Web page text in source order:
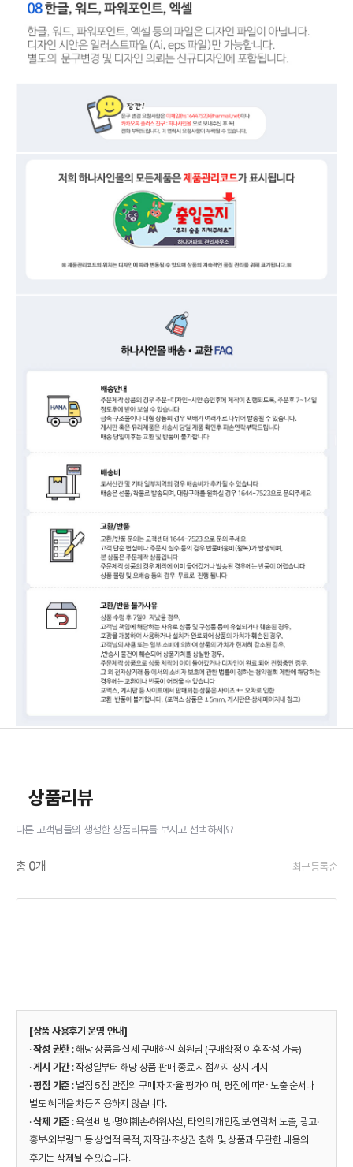
상품리뷰
다른 고객님들의 생생한 상품리뷰를 보시고 선택하세요
총 0개 최근등록순
[상품 사용후기 운영 안내]
·작성 권한 : 해당 상품을 실제 구매하신 회원님 (구매확정 이후 작성 가능)
·게시 기간: 작성일부터 해당 상품 판매 종료 시점까지 상시 게시
·평점 기준 : 별점 5점 만점의 구매자 자율 평가이며, 평점에 따라 노출 순서나
별도 혜택을 차등 적용하지 않습니다.
·삭제 기준 : 욕설·비방·명예훼손·허위사실, 타인의 개인정보·연락처 노출, 광고·
홍보·외부링크 등 상업적 목적, 저작권·초상권 침해 및 상품과 무관한 내용의
후기는 삭제될 수 있습니다.